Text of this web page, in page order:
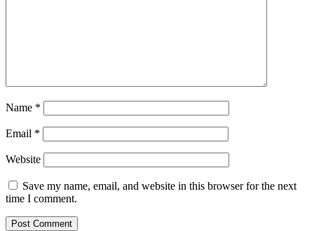
Name *
Email *
Website
Save my name, email, and website in this browser for the next
time I comment.